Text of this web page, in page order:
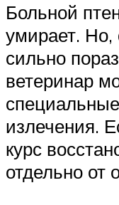
Больной
умирает.
сильно
ветеринар
излечения.
курс
отдельно от